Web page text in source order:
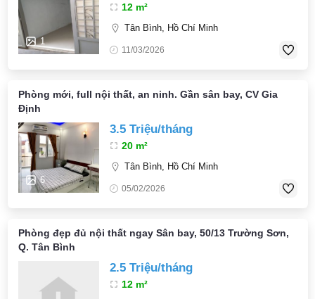
1
12 m²
Tân Bình, Hồ Chí Minh
11/03/2026
Phòng mới, full nội thất, an ninh. Gần sân bay, CV Gia
Định
6
3.5 Triệu/tháng
20 m²
Tân Bình, Hồ Chí Minh
05/02/2026
Phòng đẹp đủ nội thất ngay Sân bay, 50/13 Trường Sơn,
Q. Tân Bình
2.5 Triệu/tháng
12 m²